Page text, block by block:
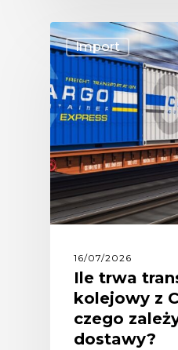
Import
16/07/2026
Ile trwa
kolejowy z
czego
dostawy?